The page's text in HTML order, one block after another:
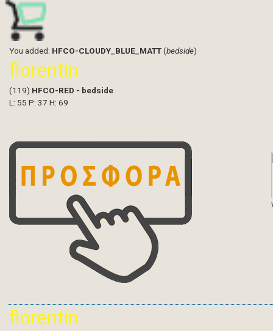
You added: HFCO-CLOUDY_BLUE_MATT(bedside)
florentin
(119) HFCO-RED - bedside
L: 55 P: 37 H: 69
florentin